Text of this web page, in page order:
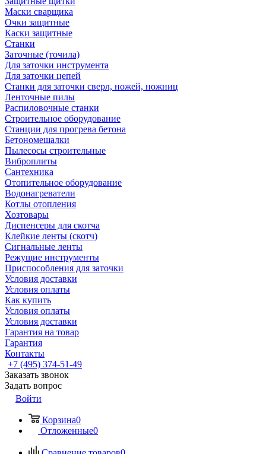
Маски сварщика
Очки защитные
Каски защитные
Станки
Заточные (точила)
Для заточки инструмента
Для заточки цепей
Станки для заточки сверл, ножей, ножниц
Ленточные пилы
Распиловочные станки
Строительное оборудование
Станции для прогрева бетона
Бетономешалки
Пылесосы строительные
Виброплиты
Сантехника
Отопительное оборудование
Водонагреватели
Котлы отопления
Хозтовары
Диспенсеры для скотча
Клейкие ленты (скотч)
Сигнальные ленты
Режущие инструменты
Приспособления для заточки
Условия доставки
Условия оплаты
Как купить
Условия оплаты
Условия доставки
Гарантия на товар
Гарантия
Контакты
+7 (495) 374-51-49
Заказать звонок
Задать вопрос
Войти
Корзина0
Отложенные0